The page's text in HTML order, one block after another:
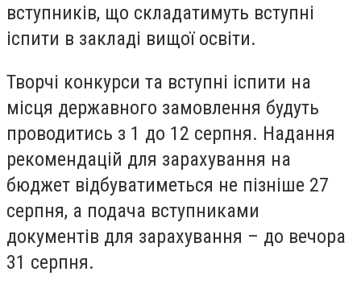
вступників, що складатимуть вступні
іспити в закладі вищої освіти.
Творчі конкурси та вступні іспити на
місця державного замовлення будуть
проводитись з 1 до 12 серпня. Надання
рекомендацій для зарахування на
бюджет відбуватиметься не пізніше 27
серпня, а подача вступниками
документів для зарахування – до вечора
31 серпня.